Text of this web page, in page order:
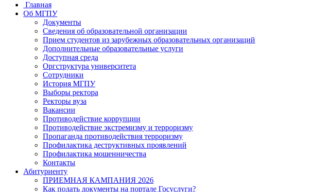
Главная
Об МГПУ
Документы
Сведения об образовательной организации
Прием студентов из зарубежных образовательных организаций
Дополнительные образовательные услуги
Доступная среда
Оргструктура университета
Сотрудники
История МГПУ
Выборы ректора
Ректоры вуза
Вакансии
Противодействие коррупции
Противодействие экстремизму и терроризму
Пропаганда противодействия терроризму
Профилактика деструктивных проявлений
Профилактика мошенничества
Контакты
Абитуриенту
ПРИЕМНАЯ КАМПАНИЯ 2026
Как подать документы на портале Госуслуги?